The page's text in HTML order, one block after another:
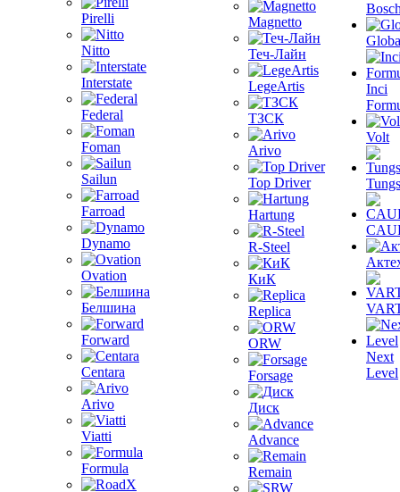
Pirelli
Nitto
Interstate
Federal
Foman
Sailun
Farroad
Dynamo
Ovation
Белшина
Forward
Centara
Arivo
Viatti
Formula
Magnetto
Теч-Лайн
LegeArtis
ТЗСК
Arivo
Top Driver
Hartung
R-Steel
КиК
Replica
ORW
Forsage
Диск
Advance
Remain
Inci
Volt
Next
Level